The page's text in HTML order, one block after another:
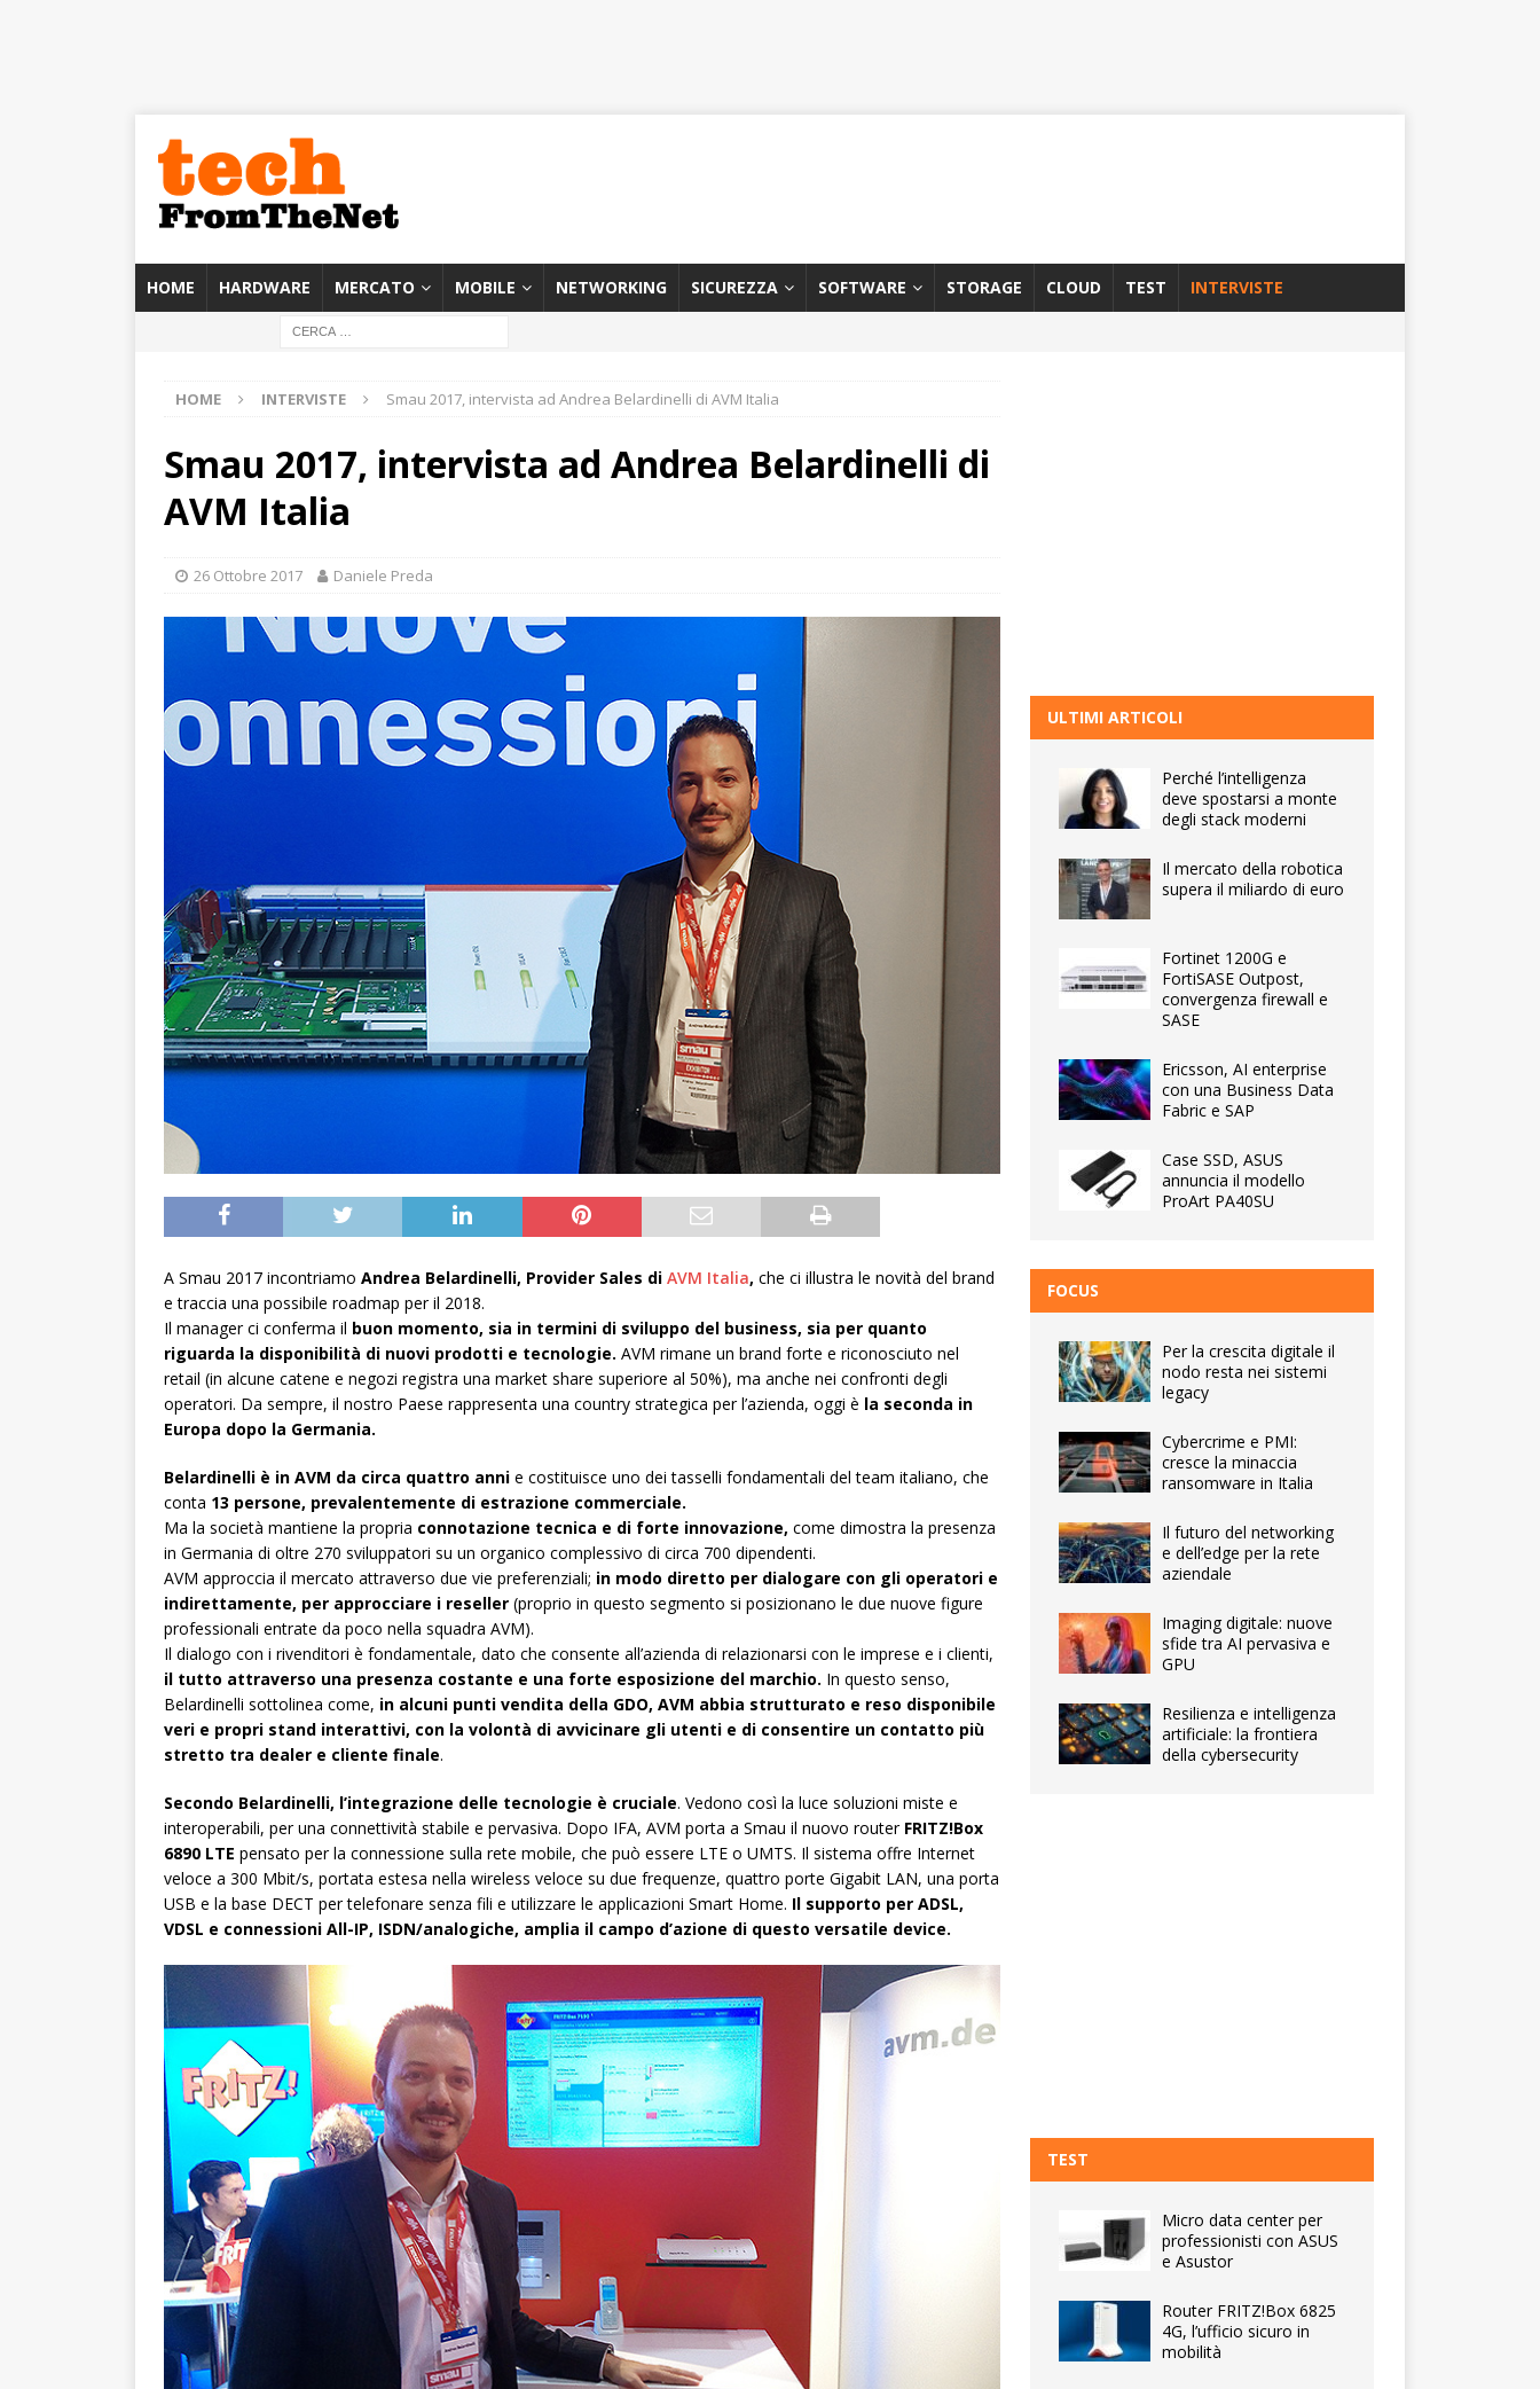
HOME HARDWARE MERCATO MOBILE NETWORKING SICUREZZA SOFTWARE STORAGE CLOUD TEST INTERVISTE
HOME INTERVISTE Smau 2017, intervista ad Andrea Belardinelli di AVM Italia
Smau 2017, intervista ad Andrea Belardinelli di
AVM Italia
26 Ottobre 2017 Daniele Preda
A Smau 2017 incontriamo Andrea Belardinelli, Provider Sales di AVM Italia, che ci illustra le novità del brand
e traccia una possibile roadmap per il 2018.
Il manager ci conferma il buon momento, sia in termini di sviluppo del business, sia per quanto
riguarda la disponibilità di nuovi prodotti e tecnologie. AVM rimane un brand forte e riconosciuto nel
retail (in alcune catene e negozi registra una market share superiore al 50%), ma anche nei confronti degli
operatori. Da sempre, il nostro Paese rappresenta una country strategica per l’azienda, oggi è la seconda in
Europa dopo la Germania.
Belardinelli è in AVM da circa quattro anni e costituisce uno dei tasselli fondamentali del team italiano, che
conta 13 persone, prevalentemente di estrazione commerciale.
Ma la società mantiene la propria connotazione tecnica e di forte innovazione, come dimostra la presenza
in Germania di oltre 270 sviluppatori su un organico complessivo di circa 700 dipendenti.
AVM approccia il mercato attraverso due vie preferenziali; in modo diretto per dialogare con gli operatori e
indirettamente, per approcciare i reseller (proprio in questo segmento si posizionano le due nuove figure
professionali entrate da poco nella squadra AVM).
Il dialogo con i rivenditori è fondamentale, dato che consente all’azienda di relazionarsi con le imprese e i clienti,
il tutto attraverso una presenza costante e una forte esposizione del marchio. In questo senso,
Belardinelli sottolinea come, in alcuni punti vendita della GDO, AVM abbia strutturato e reso disponibile
veri e propri stand interattivi, con la volontà di avvicinare gli utenti e di consentire un contatto più
stretto tra dealer e cliente finale.
Secondo Belardinelli, l’integrazione delle tecnologie è cruciale. Vedono così la luce soluzioni miste e
interoperabili, per una connettività stabile e pervasiva. Dopo IFA, AVM porta a Smau il nuovo routerFRITZ!Box
6890 LTE pensato per la connessione sulla rete mobile, che può essere LTE o UMTS. Il sistema offre Internet
veloce a 300 Mbit/s, portata estesa nella wireless veloce su due frequenze, quattro porte Gigabit LAN, una porta
USB e la base DECT per telefonare senza fili e utilizzare le applicazioni Smart Home. Il supporto per ADSL,
VDSL e connessioni All-IP, ISDN/analogiche, amplia il campo d’azione di questo versatile device.
ULTIMI ARTICOLI
Perché l’intelligenza
deve spostarsi a monte
degli stack moderni
Il mercato della robotica
supera il miliardo di euro
Fortinet 1200G e
FortiSASE Outpost,
convergenza firewall e
SASE
Ericsson, AI enterprise
con una Business Data
Fabric e SAP
Case SSD, ASUS
annuncia il modello
ProArt PA40SU
FOCUS
Per la crescita digitale il
nodo resta nei sistemi
legacy
Cybercrime e PMI:
cresce la minaccia
ransomware in Italia
Il futuro del networking
e dell’edge per la rete
aziendale
Imaging digitale: nuove
sfide tra AI pervasiva e
GPU
Resilienza e intelligenza
artificiale: la frontiera
della cybersecurity
TEST
Micro data center per
professionisti con ASUS
e Asustor
Router FRITZ!Box 6825
4G, l’ufficio sicuro in
mobilità